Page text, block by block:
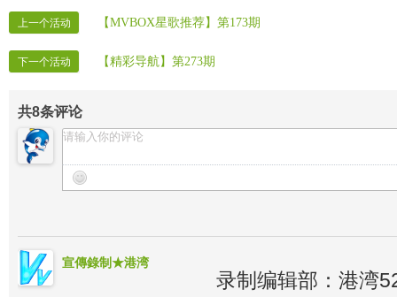
上一个活动 【MVBOX星歌推荐】第173期
下一个活动 【精彩导航】第273期
共8条评论
宣傳錄制★港湾
录制编辑部：港湾